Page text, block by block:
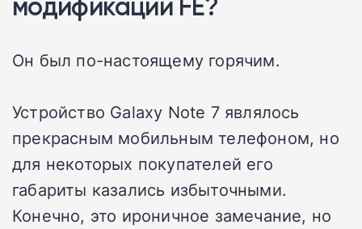
Он был по-настоящему горячим.
Устройство Galaxy Note 7 являлось
прекрасным мобильным телефоном, но
для некоторых покупателей его
габариты казались избыточными.
Конечно, это ироничное замечание, но